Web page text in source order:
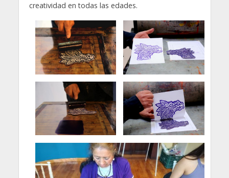
creatividad en todas las edades.